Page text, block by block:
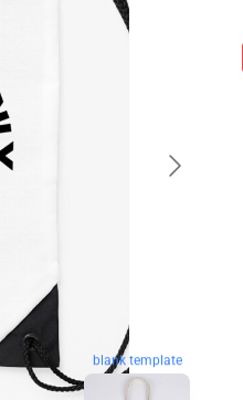
blank template